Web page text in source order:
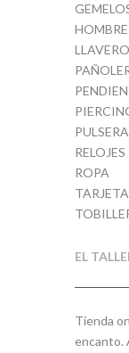
HOMBRE
RELOJES
ROPA
EL
Tienda
encanto.